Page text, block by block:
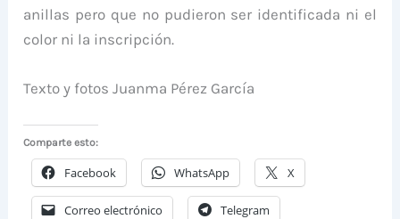
anillas pero que no pudieron ser identificada ni el
color ni la inscripción.
Texto y fotos Juanma Pérez García
Comparte esto:
Facebook WhatsApp X
Correo electrónico Telegram